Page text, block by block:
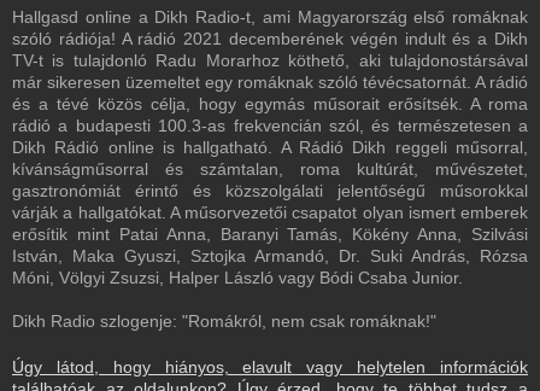
Hallgasd online a Dikh Radio-t, ami Magyarország első romáknak
szóló rádiója! A rádió 2021 decemberének végén indult és a Dikh
TV-t is tulajdonló Radu Morarhoz köthető, aki tulajdonostársával
már sikeresen üzemeltet egy romáknak szóló tévécsatornát. A rádió
és a tévé közös célja, hogy egymás műsorait erősítsék. A roma
rádió a budapesti 100.3-as frekvencián szól, és természetesen a
Dikh Rádió online is hallgatható. A Rádió Dikh reggeli műsorral,
kívánságműsorral és számtalan, roma kultúrát, művészetet,
gasztronómiát érintő és közszolgálati jelentőségű műsorokkal
várják a hallgatókat. A műsorvezetői csapatot olyan ismert emberek
erősítik mint Patai Anna, Baranyi Tamás, Kökény Anna, Szilvási
István, Maka Gyuszi, Sztojka Armandó, Dr. Suki András, Rózsa
Móni, Völgyi Zsuzsi, Halper László vagy Bódi Csaba Junior.
Dikh Radio szlogenje: "Romákról, nem csak romáknak!"
Úgy látod, hogy hiányos, elavult vagy helytelen információk